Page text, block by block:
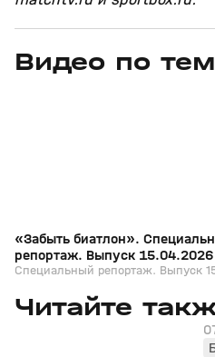
Видео по
15 апр, 13:09
«Забыть биатлон».
репортаж. Выпуск 15.04.2026
Специальный репортаж. Выпуск
Читайте